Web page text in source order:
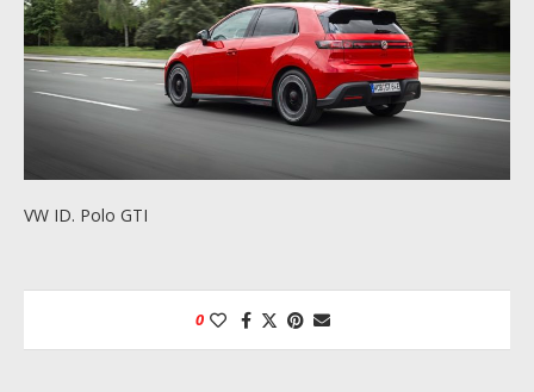
VW ID. Polo GTI
0